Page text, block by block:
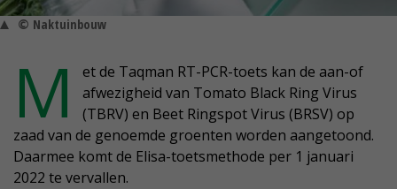
© Naktuinbouw
M
et de Taqman RT-PCR-toets kan de aan-of
afwezigheid van Tomato Black Ring Virus
(TBRV) en Beet Ringspot Virus (BRSV) op
zaad van de genoemde groenten worden aangetoond.
Daarmee komt de Elisa-toetsmethode per 1 januari
2022 te vervallen.